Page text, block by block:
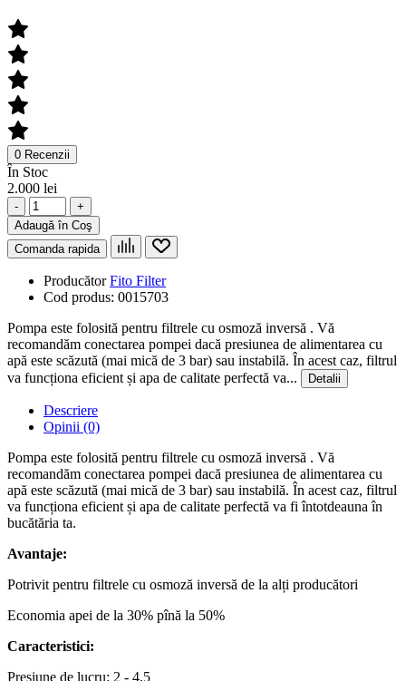
0 Recenzii
În Stoc
2.000 lei
-
+
Adaugă în Coş
Comanda rapida
ProducătorFito Filter
Cod produs: 0015703
Pompa este folosită pentru filtrele cu osmoză inversă . Vă
recomandăm conectarea pompei dacă presiunea de alimentarea cu
apă este scăzută (mai mică de 3 bar) sau instabilă. În acest caz, filtrul
va funcționa eficient și apa de calitate perfectă va...
Detalii
Descriere
Opinii (0)
Pompa este folosită pentru filtrele cu osmoză inversă . Vă
recomandăm conectarea pompei dacă presiunea de alimentarea cu
apă este scăzută (mai mică de 3 bar) sau instabilă. În acest caz, filtrul
va funcționa eficient și apa de calitate perfectă va fi întotdeauna în
bucătăria ta.
Avantaje:
Potrivit pentru filtrele cu osmoză inversă de la alți producători
Economia apei de la 30% pînă la 50%
Caracteristici:
Presiune de lucru: 2 - 4,5